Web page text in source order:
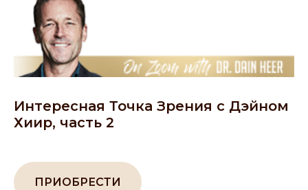
Интересная Точка Зрения с Дэйном
Хиир, часть 2
ПРИОБРЕСТИ